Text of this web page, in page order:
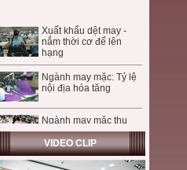
Xuất khẩu dệt may -
nắm thời cơ để lên
hạng
Ngành may mặc: Tỷ lệ
nội địa hóa tăng
Ngành may mặc thu
hút FDI - Mừng và lo!
VIDEO CLIP